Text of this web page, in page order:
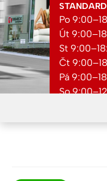
Po
Út
St
Čt
Pá
So